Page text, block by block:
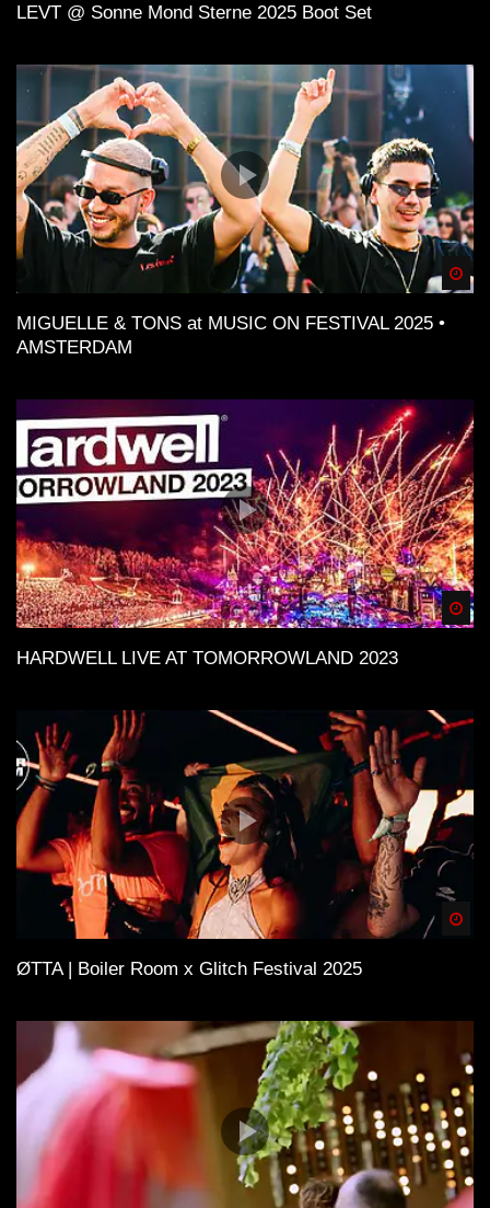
LEVT @ Sonne Mond Sterne 2025 Boot Set
MIGUELLE & TONS at MUSIC ON FESTIVAL 2025 •
AMSTERDAM
HARDWELL LIVE AT TOMORROWLAND 2023
ØTTA | Boiler Room x Glitch Festival 2025